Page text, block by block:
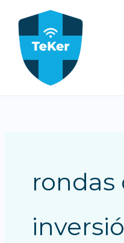
contenido
rondas